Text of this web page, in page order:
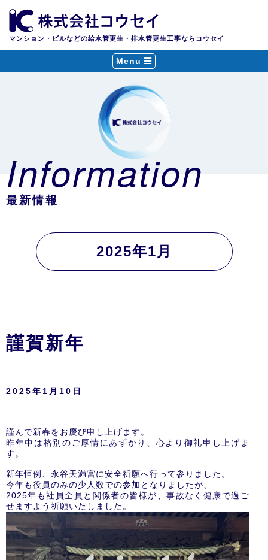
マンション・ビルなどの給水管更生・排水管更生工事ならコウセイ
Menu
Information
最新情報
2025年1月
謹賀新年
2025年1月10日
謹んで新春をお慶び申し上げます。
昨年中は格別のご厚情にあずかり、心より御礼申し上げま
す。
新年恒例、永谷天満宮に安全祈願へ行って参りました。
今年も役員のみの少人数での参加となりましたが、
2025年も社員全員と関係者の皆様が、事故なく健康で過ご
せますよう祈願いたしました。